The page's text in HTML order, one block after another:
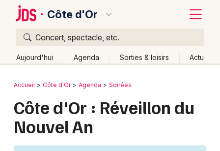
Côte d'Or
Concert, spectacle, etc.
Aujourd'hui Agenda Sorties & loisirs Actu
Publier un événement
Grands événements
Bordeaux
Colmar
Lille
Retour
Accueil Côte d'Or Agenda Soirées
Côte d'Or : Réveillon du
Nouvel An
Quoi ?
Où ?
Changer de lieu
Quand ?
Aujourd'hui
Demain Ce week-end Autre